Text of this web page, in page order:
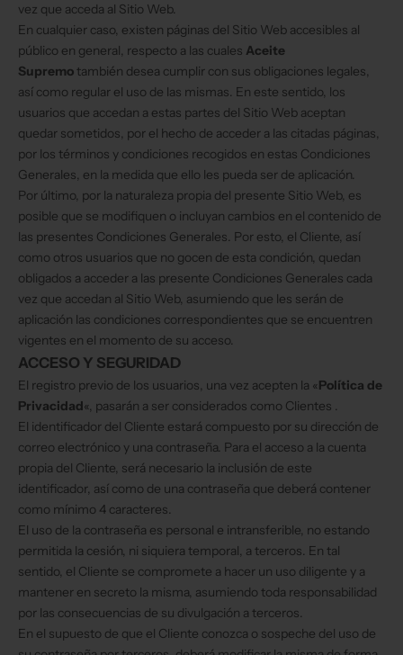
vez que acceda al Sitio Web.
En cualquier caso, existen páginas del Sitio Web accesibles al
público en general, respecto a las cuales Aceite
Supremo también desea cumplir con sus obligaciones legales,
así como regular el uso de las mismas. En este sentido, los
usuarios que accedan a estas partes del Sitio Web aceptan
quedar sometidos, por el hecho de acceder a las citadas páginas,
por los términos y condiciones recogidos en estas Condiciones
Generales, en la medida que ello les pueda ser de aplicación.
Por último, por la naturaleza propia del presente Sitio Web, es
posible que se modifiquen o incluyan cambios en el contenido de
las presentes Condiciones Generales. Por esto, el Cliente, así
como otros usuarios que no gocen de esta condición, quedan
obligados a acceder a las presente Condiciones Generales cada
vez que accedan al Sitio Web, asumiendo que les serán de
aplicación las condiciones correspondientes que se encuentren
vigentes en el momento de su acceso.
ACCESO Y SEGURIDAD
El registro previo de los usuarios, una vez acepten la «Política de
Privacidad«, pasarán a ser considerados como Clientes .
El identificador del Cliente estará compuesto por su dirección de
correo electrónico y una contraseña. Para el acceso a la cuenta
propia del Cliente, será necesario la inclusión de este
identificador, así como de una contraseña que deberá contener
como mínimo 4 caracteres.
El uso de la contraseña es personal e intransferible, no estando
permitida la cesión, ni siquiera temporal, a terceros. En tal
sentido, el Cliente se compromete a hacer un uso diligente y a
mantener en secreto la misma, asumiendo toda responsabilidad
por las consecuencias de su divulgación a terceros.
En el supuesto de que el Cliente conozca o sospeche del uso de